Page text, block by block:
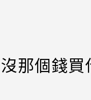
那個錢買